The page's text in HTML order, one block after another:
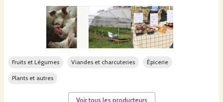
Fruits et Légumes Viandes et charcuteries Épicerie
Plants et autres
Voir tous les producteurs